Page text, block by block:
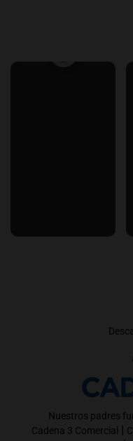
Nuestros padres
Cadena 3 Comercial |